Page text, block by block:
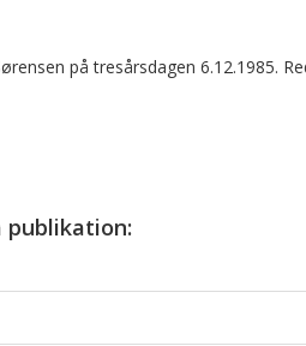
på tresårsdagen 6.12.1985.
publikation: